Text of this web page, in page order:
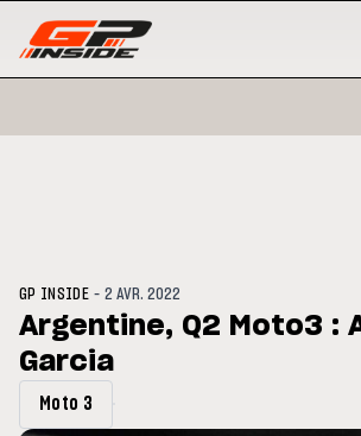
du GP de Grande-
GP INSIDE -2 AVR. 2022
Argentine, Q2 Moto3 :
Garcia
Moto 3